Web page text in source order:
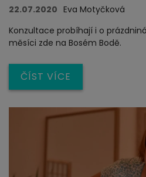
22.07.2020 Eva Motyčková
Konzultace probíhají i o
měsíci zde na Bosém Bodě.
ČÍST VÍCE